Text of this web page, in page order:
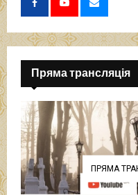
Пряма трансляція
ПРЯМА